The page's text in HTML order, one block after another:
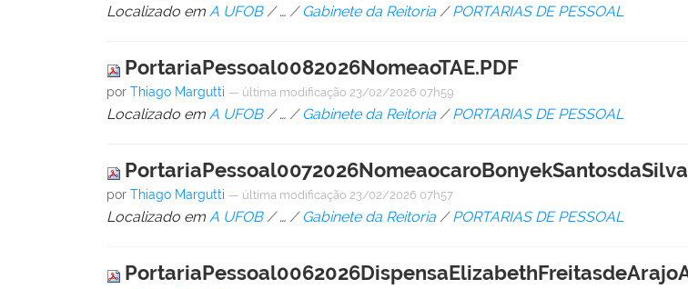
Localizado em A UFOB /…/ Gabinete da Reitoria /PORTARIAS DE PESSOAL
PortariaPessoal0082026NomeaoTAE.PDF
porThiago Margutti — última modificação 23/02/2026 07h59
Localizado em A UFOB /…/ Gabinete da Reitoria /PORTARIAS DE PESSOAL
porThiago Margutti — última modificação 23/02/2026 07h57
Localizado em A UFOB /…/ Gabinete da Reitoria /PORTARIAS DE PESSOAL